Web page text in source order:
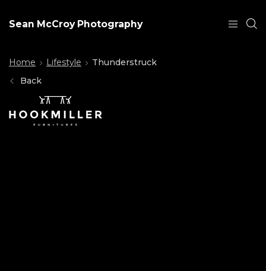
Sean McCroy Photography
Home Lifestyle
Thunderstruck
Back